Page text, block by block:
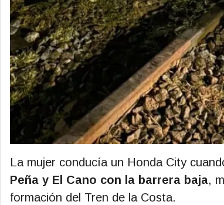
La mujer conducía un Honda City
Peña y El Cano con la barrera baja,
formación del Tren de la Costa.